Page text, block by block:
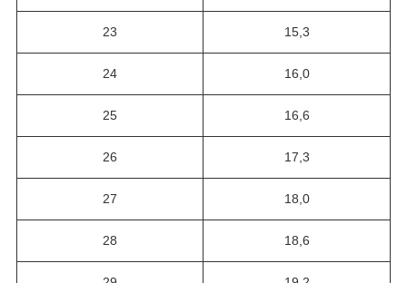
23 15,3
24 16,0
25 16,6
26 17,3
27 18,0
28 18,6